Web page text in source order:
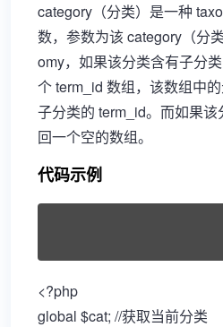
category（分类）是一种
数，参数为该 category（分
omy，如果该分类含有子分
个 term_id 数组，该数组中
子分类的 term_id。而如果
回一个空的数组。
代码示例
<?php
global $cat; //获取当前分类